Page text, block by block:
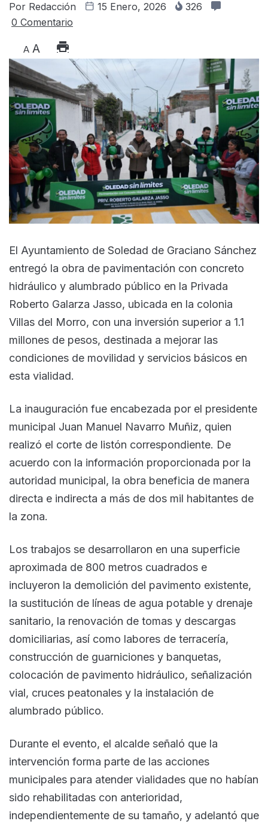
Por Redacción 15 Enero, 2026
326
0 Comentario
A A
El Ayuntamiento de Soledad de Graciano Sánchez
entregó la obra de pavimentación con concreto
hidráulico y alumbrado público en la Privada
Roberto Galarza Jasso, ubicada en la colonia
Villas del Morro, con una inversión superior a 1.1
millones de pesos, destinada a mejorar las
condiciones de movilidad y servicios básicos en
esta vialidad.
La inauguración fue encabezada por el presidente
municipal Juan Manuel Navarro Muñiz, quien
realizó el corte de listón correspondiente. De
acuerdo con la información proporcionada por la
autoridad municipal, la obra beneficia de manera
directa e indirecta a más de dos mil habitantes de
la zona.
Los trabajos se desarrollaron en una superficie
aproximada de 800 metros cuadrados e
incluyeron la demolición del pavimento existente,
la sustitución de líneas de agua potable y drenaje
sanitario, la renovación de tomas y descargas
domiciliarias, así como labores de terracería,
construcción de guarniciones y banquetas,
colocación de pavimento hidráulico, señalización
vial, cruces peatonales y la instalación de
alumbrado público.
Durante el evento, el alcalde señaló que la
intervención forma parte de las acciones
municipales para atender vialidades que no habían
sido rehabilitadas con anterioridad,
independientemente de su tamaño, y adelantó que